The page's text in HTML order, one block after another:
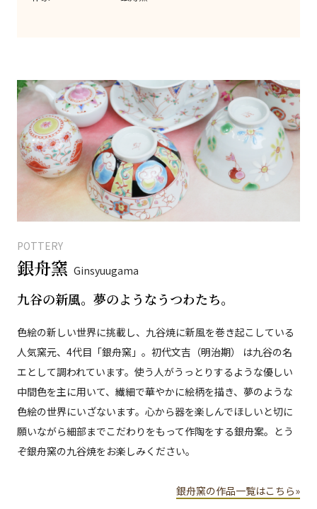
POTTERY
銀舟窯 Ginsyuugama
九谷の新風。夢のようなうつわたち。
色絵の新しい世界に挑載し、九谷焼に新風を巻き起こしている
人気窯元、4代目「銀舟窯」。初代文吉（明治期） は九谷の名
エとして調われています。使う人がうっとりするような優しい
中間色を主に用いて、繊細で華やかに絵柄を描き、夢のような
色絵の世界にいざないます。心から器を楽しんでほしいと切に
願いながら細部までこだわりをもって作陶をする銀舟案。とう
ぞ銀舟窯の九谷焼をお楽しみください。
銀舟窯の作品一覧はこちら»